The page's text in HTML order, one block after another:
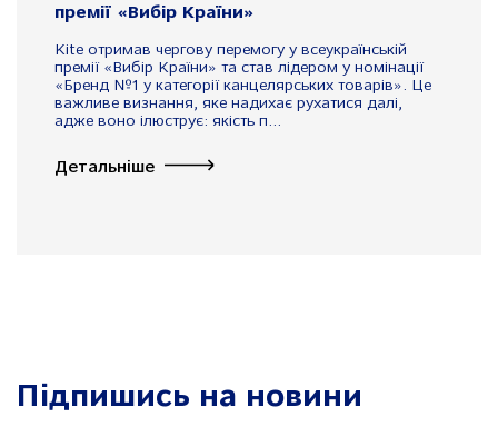
премії «Вибір Країни»
Kite отримав чергову перемогу у всеукраїнській
премії «Вибір Країни» та став лідером у номінації
«Бренд №1 у категорії канцелярських товарів». Це
важливе визнання, яке надихає рухатися далі,
адже воно ілюструє: якість п...
Детальніше
Підпишись на новини